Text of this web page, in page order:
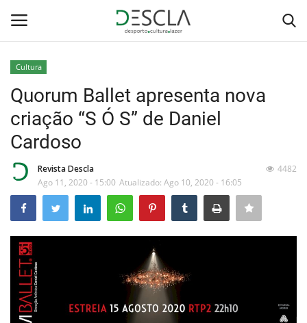
Home
Desporto
Sobre Nós
Educação
Cultura
Quorum Ballet apresenta nova
criação “S Ó S” de Daniel
Cardoso
Revista Descla
Ago 11, 2020 - 15:00 Atualizado: Ago 10, 2020 - 16:05
4482